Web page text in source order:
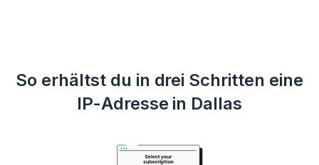
So erhältst du in drei Schritten eine
IP-Adresse in Dallas